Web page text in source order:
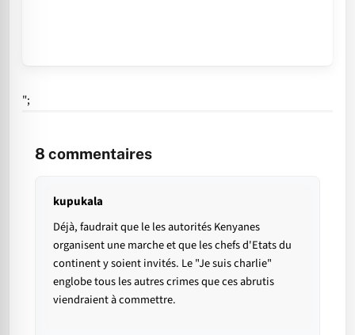
";
8 commentaires
kupukala
Déjà, faudrait que le les autorités Kenyanes
organisent une marche et que les chefs d'Etats du
continent y soient invités. Le "Je suis charlie"
englobe tous les autres crimes que ces abrutis
viendraient à commettre.